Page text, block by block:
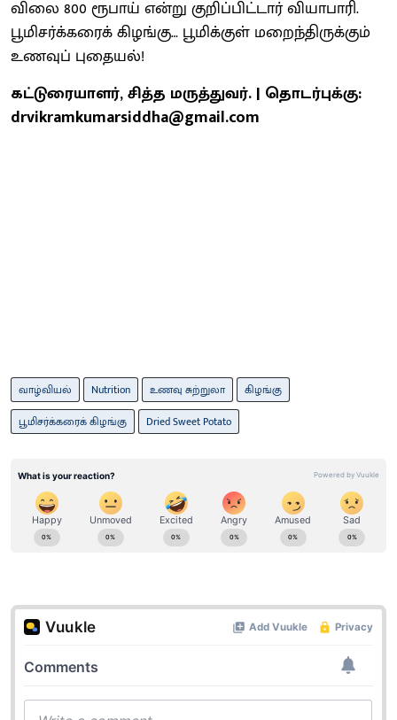
விலை 800 ரூபாய் என்று குறிப்பிட்டார் வியாபாரி.
பூமிசர்க்கரைக் கிழங்கு… பூமிக்குள் மறைந்திருக்கும்
உணவுப் புதையல்!
கட்டுரையாளர், சித்த மருத்துவர். | தொடர்புக்கு:
drvikramkumarsiddha@gmail.com
வாழ்வியல் Nutrition உணவு சுற்றுலா
கிழங்கு
பூமிசர்க்கரைக் கிழங்கு
Dried Sweet Potato